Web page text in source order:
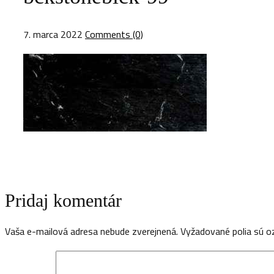
7. marca 2022 Comments (0)
Pridaj komentár
Vaša e-mailová adresa nebude zverejnená. Vyžadované polia sú